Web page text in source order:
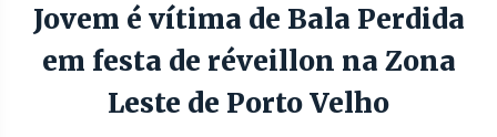
Jovem é vítima de Bala Perdida
em festa de réveillon na Zona
Leste de Porto Velho